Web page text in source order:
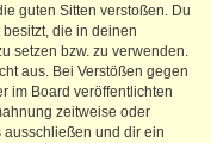
guten Sitten verstoßen. Du
die in deinen
setzen bzw. zu verwenden.
aus. Bei Verstößen gegen
im Board veröffentlichten
zeitweise oder
und dir ein